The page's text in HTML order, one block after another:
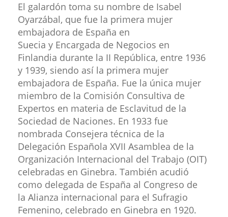
El galardón toma su nombre de Isabel
Oyarzábal, que fue la primera mujer
embajadora de España en
Suecia y Encargada de Negocios en
Finlandia durante la II República, entre 1936
y 1939, siendo así la primera mujer
embajadora de España. Fue la única mujer
miembro de la Comisión Consultiva de
Expertos en materia de Esclavitud de la
Sociedad de Naciones. En 1933 fue
nombrada Consejera técnica de la
Delegación Española XVII Asamblea de la
Organización Internacional del Trabajo (OIT)
celebradas en Ginebra. También acudió
como delegada de España al Congreso de
la Alianza internacional para el Sufragio
Femenino, celebrado en Ginebra en 1920.